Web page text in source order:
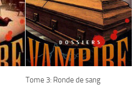
Tome 3: Ronde de sang